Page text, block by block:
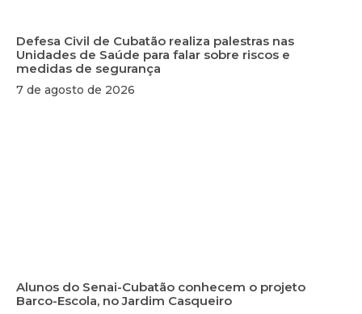
Defesa Civil de Cubatão realiza palestras nas
Unidades de Saúde para falar sobre riscos e
medidas de segurança
7 de agosto de 2026
Alunos do Senai-Cubatão conhecem o projeto
Barco-Escola, no Jardim Casqueiro